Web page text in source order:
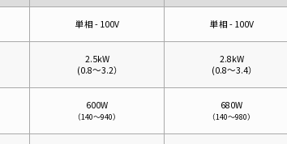
単相 - 100V 単相 - 100V
2.5kW
(0.8～3.2）
2.8kW
(0.8～3.4）
600W
（140～940）
680W
（140～980）